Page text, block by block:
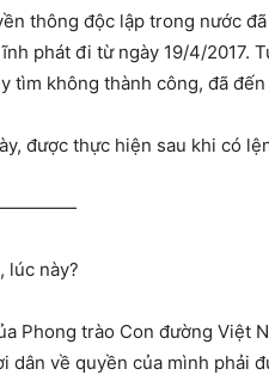
thông độc lập trong nước
phát đi từ ngày 19/4/2017.
tìm không thành công, đã
được thực hiện sau khi có
lúc này?
Phong trào Con đường Việt
dân về quyền của mình phải